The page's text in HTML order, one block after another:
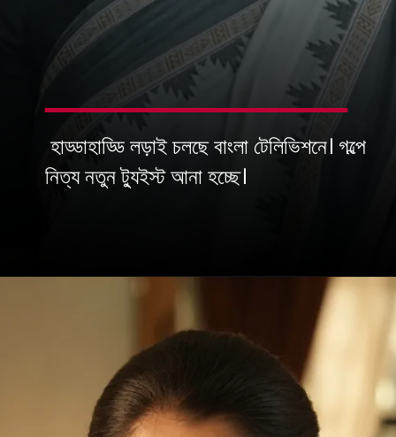
হাড্ডাহাড্ডি লড়াই চলছে বাংলা টেলিভিশনে। গল্পে
নিত্য নতুন ট্যুইস্ট আনা হচ্ছে।